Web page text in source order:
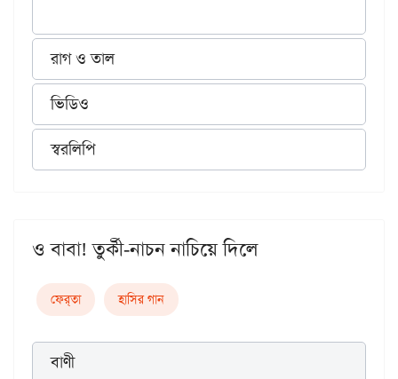
রাগ ও তাল
ভিডিও
স্বরলিপি
ও বাবা! তুর্কী-নাচন নাচিয়ে দিলে
ফের্‌তা হাসির গান
বাণী